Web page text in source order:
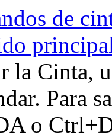
de
la Cinta,
Para
o